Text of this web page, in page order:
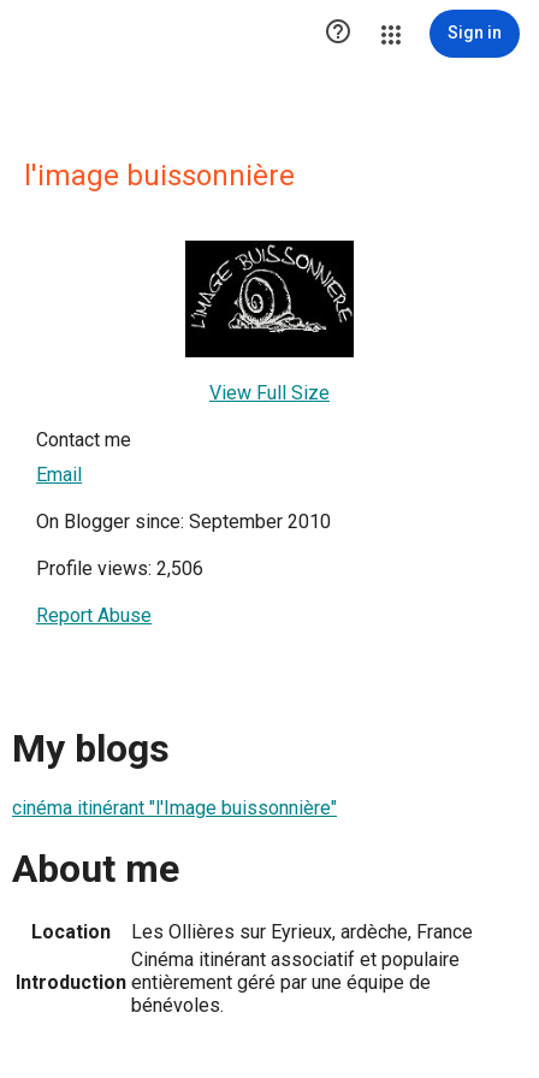
 Sign in
l'image buissonnière
View Full Size
Contact me
Email
On Blogger since: September 2010
Profile views: 2,506
Report Abuse
My blogs
cinéma itinérant "l'Image buissonnière"
About me
Location Les Ollières sur Eyrieux, ardèche, France
Introduction
Cinéma itinérant associatif et populaire
entièrement géré par une équipe de
bénévoles.